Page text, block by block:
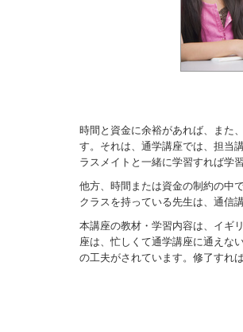
時間と資金に余裕があれば、また
す。それは、通学講座では、担当
ラスメイトと一緒に学習すれば学
他方、時間または資金の制約の中
クラスを持っている先生は、通信
本講座の教材・学習内容は、イギ
座は、忙しくて通学講座に通えな
の工夫がされています。修了すれ